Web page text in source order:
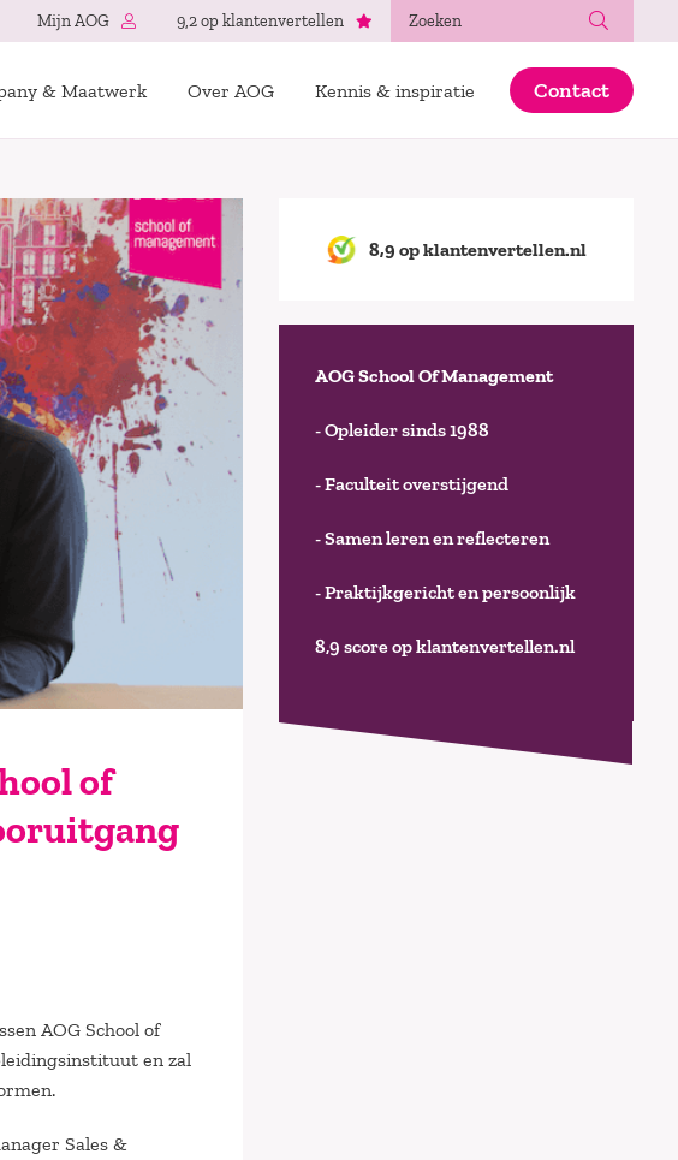
Mijn AOG 9,2 op klantenvertellen
& Maatwerk Over AOG Kennis & inspiratie Contact
of
AOG School of
en zal
Sales &
8,9 op klantenvertellen.nl
AOG School Of Management
- Opleider sinds 1988
- Faculteit overstijgend
- Samen leren en reflecteren
- Praktijkgericht en persoonlijk
8,9 score op klantenvertellen.nl